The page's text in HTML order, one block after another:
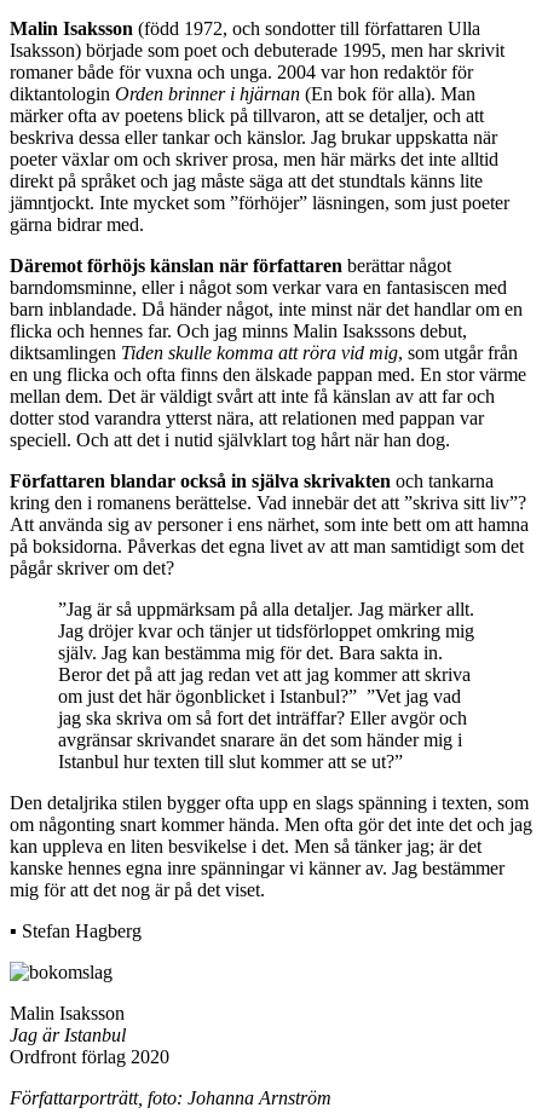
Malin Isaksson (född 1972, och sondotter till författaren Ulla
Isaksson) började som poet och debuterade 1995, men har skrivit
romaner både för vuxna och unga. 2004 var hon redaktör för
diktantologin Orden brinner i hjärnan (En bok för alla). Man
märker ofta av poetens blick på tillvaron, att se detaljer, och att
beskriva dessa eller tankar och känslor. Jag brukar uppskatta när
poeter växlar om och skriver prosa, men här märks det inte alltid
direkt på språket och jag måste säga att det stundtals känns lite
jämntjockt. Inte mycket som ”förhöjer” läsningen, som just poeter
gärna bidrar med.
Däremot förhöjs känslan när författaren berättar något
barndomsminne, eller i något som verkar vara en fantasiscen med
barn inblandade. Då händer något, inte minst när det handlar om en
flicka och hennes far. Och jag minns Malin Isakssons debut,
diktsamlingen Tiden skulle komma att röra vid mig, som utgår från
en ung flicka och ofta finns den älskade pappan med. En stor värme
mellan dem. Det är väldigt svårt att inte få känslan av att far och
dotter stod varandra ytterst nära, att relationen med pappan var
speciell. Och att det i nutid självklart tog hårt när han dog.
Författaren blandar också in själva skrivakten och tankarna
kring den i romanens berättelse. Vad innebär det att ”skriva sitt liv”?
Att använda sig av personer i ens närhet, som inte bett om att hamna
på boksidorna. Påverkas det egna livet av att man samtidigt som det
pågår skriver om det?
”Jag är så uppmärksam på alla detaljer. Jag märker allt.
Jag dröjer kvar och tänjer ut tidsförloppet omkring mig
själv. Jag kan bestämma mig för det. Bara sakta in.
Beror det på att jag redan vet att jag kommer att skriva
om just det här ögonblicket i Istanbul?” ”Vet jag vad
jag ska skriva om så fort det inträffar? Eller avgör och
avgränsar skrivandet snarare än det som händer mig i
Istanbul hur texten till slut kommer att se ut?”
Den detaljrika stilen bygger ofta upp en slags spänning i texten, som
om någonting snart kommer hända. Men ofta gör det inte det och jag
kan uppleva en liten besvikelse i det. Men så tänker jag; är det
kanske hennes egna inre spänningar vi känner av. Jag bestämmer
mig för att det nog är på det viset.
▪ Stefan Hagberg
Malin Isaksson
Jag är Istanbul
Ordfront förlag 2020
Författarporträtt, foto: Johanna Arnström